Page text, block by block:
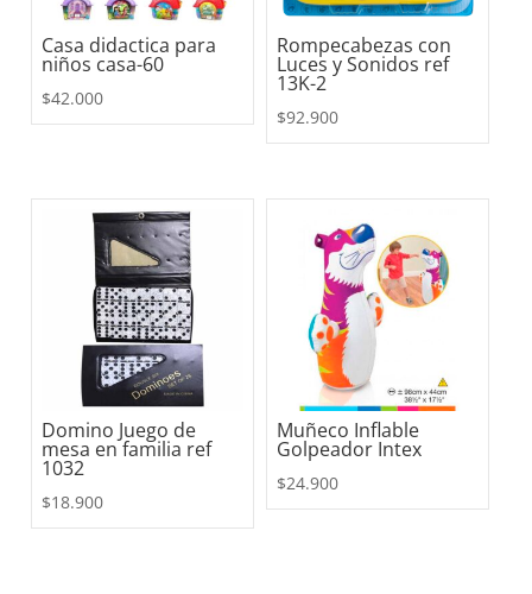
Casa didactica para
niños casa-60
$42.000
Rompecabezas con
Luces y Sonidos ref
13K-2
$92.900
Domino Juego de
mesa en familia ref
1032
$18.900
Muñeco Inflable
Golpeador Intex
$24.900